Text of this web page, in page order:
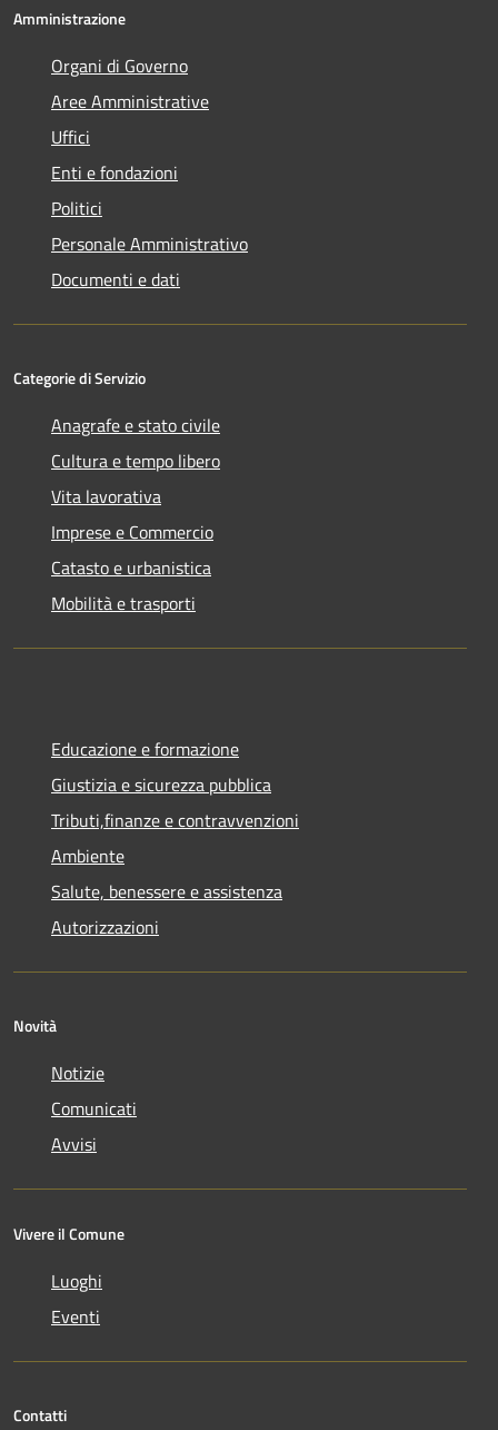
Amministrazione
Organi di Governo
Aree Amministrative
Uffici
Enti e fondazioni
Politici
Personale Amministrativo
Documenti e dati
Categorie di Servizio
Anagrafe e stato civile
Cultura e tempo libero
Vita lavorativa
Imprese e Commercio
Catasto e urbanistica
Mobilità e trasporti
Educazione e formazione
Giustizia e sicurezza pubblica
Tributi,finanze e contravvenzioni
Ambiente
Salute, benessere e assistenza
Autorizzazioni
Novità
Notizie
Comunicati
Avvisi
Vivere il Comune
Luoghi
Eventi
Contatti